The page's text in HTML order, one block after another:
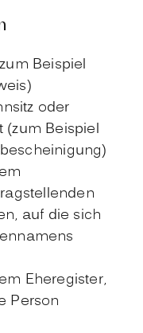
Beispiel
oder
Beispiel
auf die sich
Eheregister,
Person